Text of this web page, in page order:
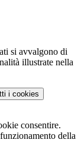
si avvalgono di
illustrate nella
i cookies
consentire.
della